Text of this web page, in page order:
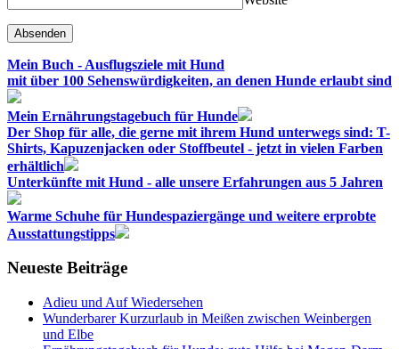
Mein Buch - Ausflugsziele mit Hund
mit über 100 Sehenswürdigkeiten, an denen Hunde erlaubt sind
Mein Ernährungstagebuch für Hunde
Der Shop für alle, die gerne mit ihrem Hund unterwegs sind: T-
Shirts, Kapuzenjacken oder Stoffbeutel - jetzt in vielen Farben
erhältlich
Unterkünfte mit Hund - alle unsere Erfahrungen aus 5 Jahren
Warme Schuhe für Hundespaziergänge und weitere erprobte
Ausstattungstipps
Neueste Beiträge
Adieu und Auf Wiedersehen
Wunderbarer Kurzurlaub in Meißen zwischen Weinbergen
und Elbe